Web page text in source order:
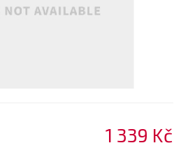
1 339 Kč